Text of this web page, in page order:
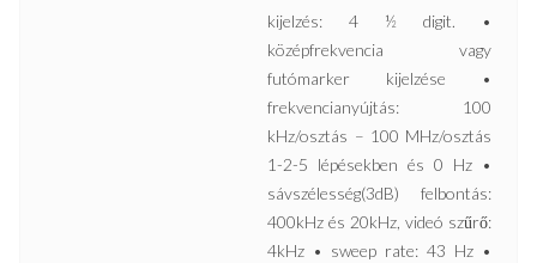
kijelzés: 4 ½ digit. •
középfrekvencia vagy
futómarker kijelzése •
frekvencianyújtás: 100
kHz/osztás – 100 MHz/osztás
1-2-5 lépésekben és 0 Hz •
sávszélesség(3dB) felbontás:
400kHz és 20kHz, videó szűrő:
4kHz • sweep rate: 43 Hz •